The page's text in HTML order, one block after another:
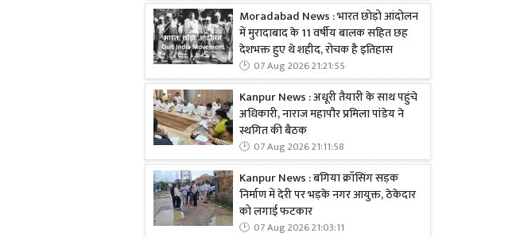
Moradabad News : भारत छोड़ो आंदोलन
में मुरादाबाद के 11 वर्षीय बालक सहित छह
देशभक्त हुए थे शहीद, रोचक है इतिहास
07 Aug 2026 21:21:55
Kanpur News : अधूरी तैयारी के साथ पहुंचे
अधिकारी, नाराज महापौर प्रमिला पांडेय ने
स्थगित की बैठक
07 Aug 2026 21:11:58
Kanpur News : बगिया क्रॉसिंग सड़क
निर्माण में देरी पर भड़के नगर आयुक्त, ठेकेदार
को लगाई फटकार
07 Aug 2026 21:03:11